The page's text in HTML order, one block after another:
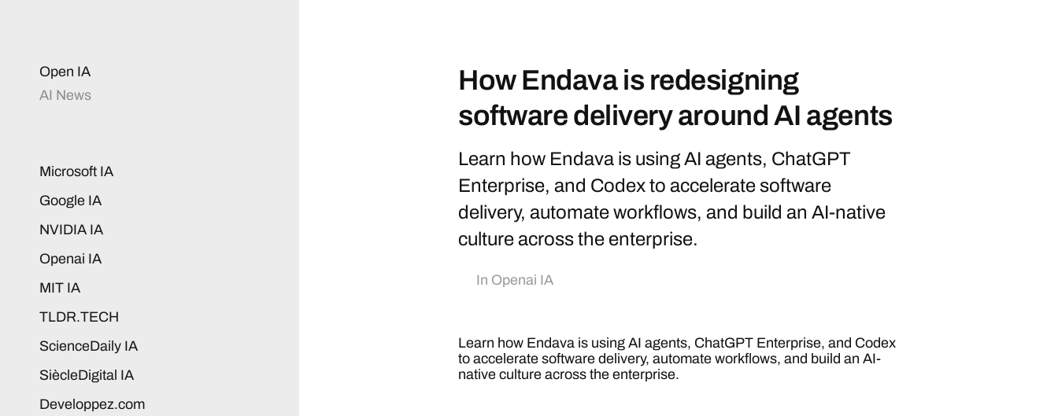
Open IA
AI News
Microsoft IA
Google IA
NVIDIA IA
Openai IA
MIT IA
TLDR.TECH
ScienceDaily IA
SiècleDigital IA
Developpez.com
How Endava is redesigning
software delivery around AI agents
Learn how Endava is using AI agents, ChatGPT
Enterprise, and Codex to accelerate software
delivery, automate workflows, and build an AI-native
culture across the enterprise.
In Openai IA
Learn how Endava is using AI agents, ChatGPT Enterprise, and Codex
to accelerate software delivery, automate workflows, and build an AI-
native culture across the enterprise.